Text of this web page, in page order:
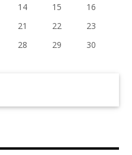
14 15
16
21 22
23
28 29
30